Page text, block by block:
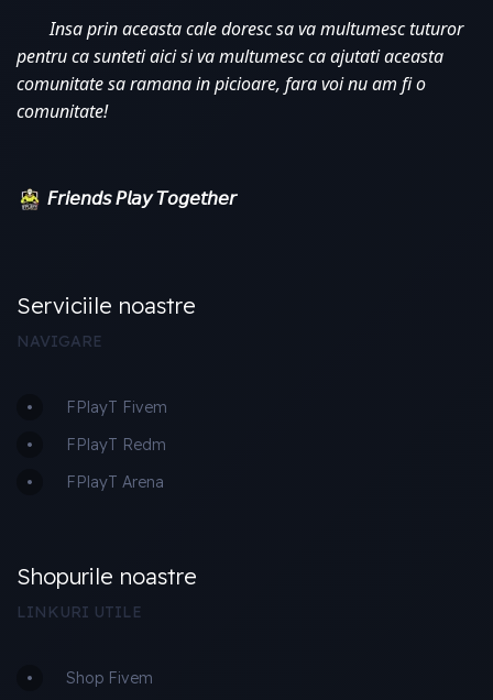
Insa prin aceasta cale doresc sa va multumesc tuturor
pentru ca sunteti aici si va multumesc ca ajutati aceasta
comunitate sa ramana in picioare, fara voi nu am fi o
comunitate!
𝘍𝘳𝘪𝘦𝘯𝘥𝘴 𝘗𝘭𝘢𝘺 𝘛𝘰𝘨𝘦𝘵𝘩𝘦𝘳
Serviciile noastre
NAVIGARE
FPlayT Fivem
FPlayT Redm
FPlayT Arena
Shopurile noastre
LINKURI UTILE
Shop Fivem